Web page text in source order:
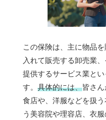
この保険は、主に物品
入れて販売する卸売業
提供するサービス業と
す。 具体的には、皆さ
食店や、洋服などを扱
う美容院や理容店、衣